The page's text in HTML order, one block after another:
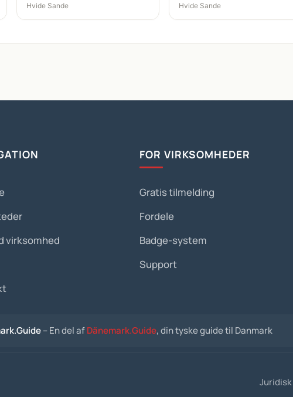
Hvide Sande Hvide Sande
virksomhed
FOR VIRKSOMHEDER
Gratis tilmelding
Fordele
Badge-system
Support
– En del afDänemark.Guide, din tyske guide til Danmark